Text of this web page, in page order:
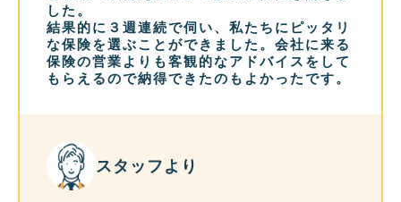
した。
結果的に３週連続で伺い、私たちにピッタリ
な保険を選ぶことができました。会社に来る
保険の営業よりも客観的なアドバイスをして
もらえるので納得できたのもよかったです。
スタッフより